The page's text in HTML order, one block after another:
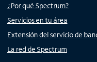
¿Por qué Spectrum?
Servicios en tu área
Extensión del servicio de
La red de Spectrum